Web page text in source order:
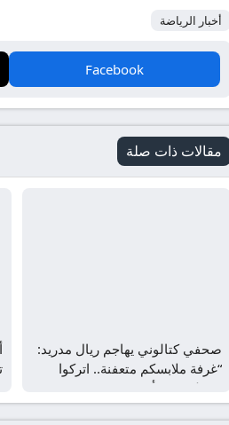
أخبار الرياضة
Facebook
مقالات ذات صلة
صحفي كتالوني يهاجم ريال مدريد:
“غرفة ملابسكم متعفنة.. اتركوا
برشلونة وشأنه”